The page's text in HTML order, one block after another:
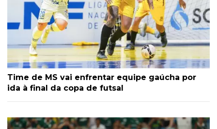
Time de MS vai enfrentar equipe gaúcha por
ida à final da copa de futsal